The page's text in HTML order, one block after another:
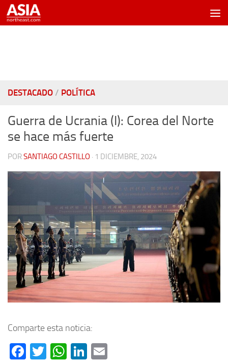
Saltar al contenido
DESTACADO / POLÍTICA
Guerra de Ucrania (I): Corea del Norte
se hace más fuerte
PORSANTIAGO CASTILLO · 1 DICIEMBRE, 2024
Comparte esta noticia:
Facebook
TwitterWhatsApp
LinkedIn